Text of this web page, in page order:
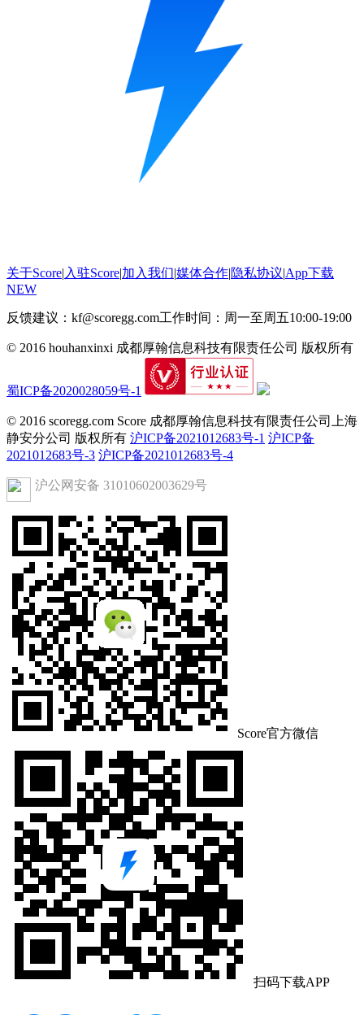
关于Score| 入驻Score|加入我们|媒体合作|隐私协议|App下载
NEW
反馈建议：kf@scoregg.com工作时间：周一至周五10:00-19:00
© 2016 houhanxinxi 成都厚翰信息科技有限责任公司 版权所有
蜀ICP备2020028059号-1
© 2016 scoregg.com Score 成都厚翰信息科技有限责任公司上海
静安分公司 版权所有 沪ICP备2021012683号-1 沪ICP备
2021012683号-3 沪ICP备2021012683号-4
沪公网安备 31010602003629号
Score官方微信
扫码下载APP